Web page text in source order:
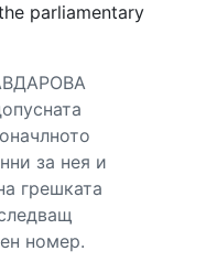
parliamentary
за нея и
грешката
номер.